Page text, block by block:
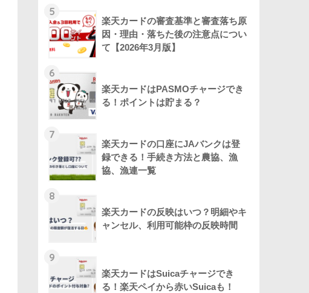
5
楽天カードの審査基準と審査落ち原
因・理由・落ちた後の注意点につい
て【2026年3月版】
6
楽天カードはPASMOチャージでき
る！ポイントは貯まる？
7
楽天カードの口座にJAバンクは登
録できる！手続き方法と農協、漁
協、漁連一覧
8
楽天カードの反映はいつ？明細やキ
ャンセル、利用可能枠の反映時間
9
楽天カードはSuicaチャージでき
る！楽天ペイから赤いSuicaも！